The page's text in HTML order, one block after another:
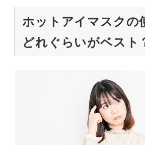
ホットアイマスクの
どれぐらいがベスト